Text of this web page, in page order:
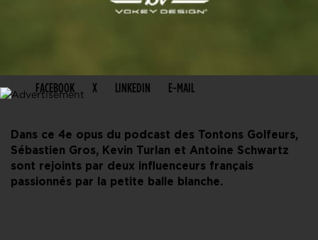
FACEBOOK X LINKEDIN E-MAIL
Dans ce 4e opus du podcast des Tontons Golfeurs,
Sébastien Gros, Kevin Turlan et Antoine Schwartz
sont rejoints par deux influenceurs français
passionnés par la petite balle blanche.